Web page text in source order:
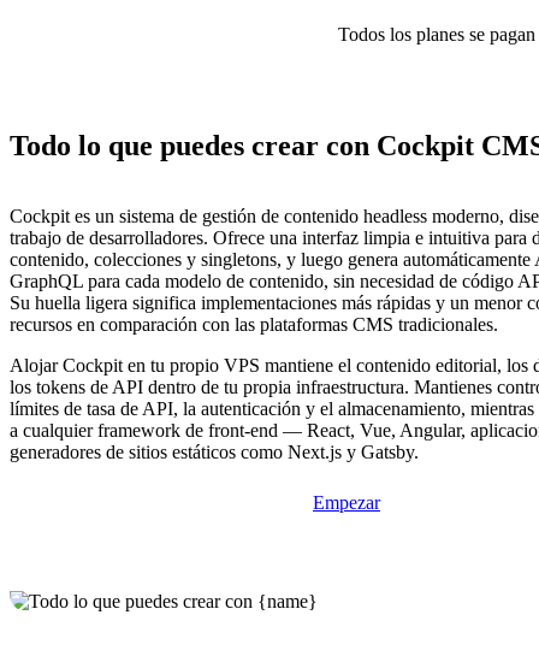
Todos los planes se
Todo lo que puedes crear con Cockpit
Cockpit es un sistema de gestión de contenido headless moderno,
trabajo de desarrolladores. Ofrece una interfaz limpia e intuitiva para
contenido, colecciones y singletons, y luego genera
GraphQL para cada modelo de contenido, sin necesidad de código
Su huella ligera significa implementaciones más rápidas y un menor
recursos en comparación con las plataformas CMS tradicionales.
Alojar Cockpit en tu propio VPS mantiene el contenido editorial, los
los tokens de API dentro de tu propia infraestructura. Mantienes
límites de tasa de API, la autenticación y el almacenamiento,
a cualquier framework de front-end — React, Vue, Angular,
generadores de sitios estáticos como Next.js y Gatsby.
Empezar